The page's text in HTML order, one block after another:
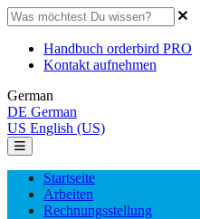
Handbuch orderbird PRO
Kontakt aufnehmen
German
DE German
US English (US)
Startseite
Arbeiten
Rechnungsstellung